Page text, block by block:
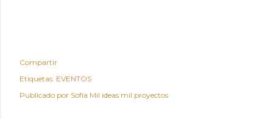
Compartir
Etiquetas: EVENTOS
Publicado por Sofía Mil ideas mil proyectos